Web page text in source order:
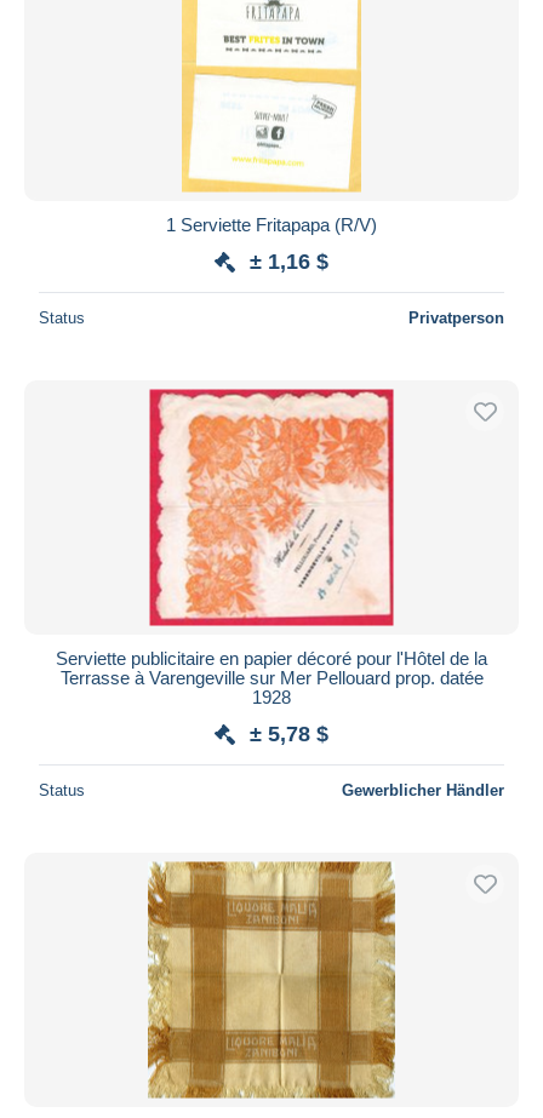
1 Serviette Fritapapa (R/V)
± 1,16 $
Status Privatperson
Serviette publicitaire en papier décoré pour l'Hôtel de la
Terrasse à Varengeville sur Mer Pellouard prop. datée
1928
± 5,78 $
Status Gewerblicher Händler